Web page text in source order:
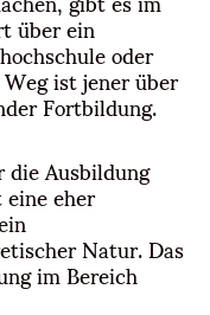
über ein oder
ist jener über
Fortbildung.
Ausbildung
eher
Natur. Das
im Bereich